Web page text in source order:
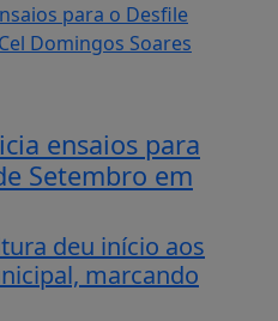
ensaios para
Setembro em
deu início aos
marcando